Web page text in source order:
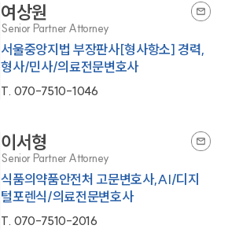
여상원
Senior Partner Attorney
서울중앙지법 부장판사[형사항소] 경력,
형사/민사/의료전문변호사
T. 070-7510-1046
이서형
Senior Partner Attorney
식품의약품안전처 고문변호사,AI/디지
털포렌식/의료전문변호사
T. 070-7510-2016